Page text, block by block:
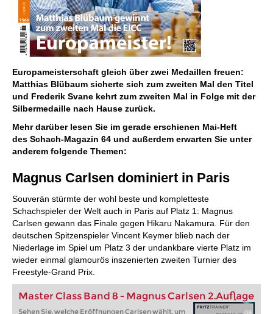
Europameisterschaft gleich über zwei Medaillen freuen:
Matthias Blübaum sicherte sich zum zweiten Mal den Titel
und Frederik Svane kehrt zum zweiten Mal in Folge mit der
Silbermedaille nach Hause zurück.
Mehr darüber lesen Sie im gerade erschienen Mai-Heft
des Schach-Magazin 64 und außerdem erwarten Sie unter
anderem folgende Themen:
Magnus Carlsen dominiert in Paris
Souverän stürmte der wohl beste und kompletteste
Schachspieler der Welt auch in Paris auf Platz 1: Magnus
Carlsen gewann das Finale gegen Hikaru Nakamura. Für den
deutschen Spitzenspieler Vincent Keymer blieb nach der
Niederlage im Spiel um Platz 3 der undankbare vierte Platz im
wieder einmal glamourös inszenierten zweiten Turnier des
Freestyle-Grand Prix.
Master Class Band 8 - Magnus Carlsen 2.Auflage
Sehen Sie, welche Eröffnungen Carlsen wählt, um